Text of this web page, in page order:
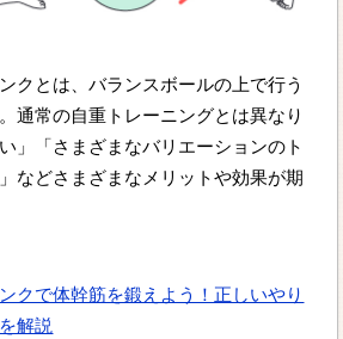
クとは、バランスボールの上で行う
通常の自重トレーニングとは異なり
」「さまざまなバリエーションのト
などさまざまなメリットや効果が期
クで体幹筋を鍛えよう！正しいやり
解説